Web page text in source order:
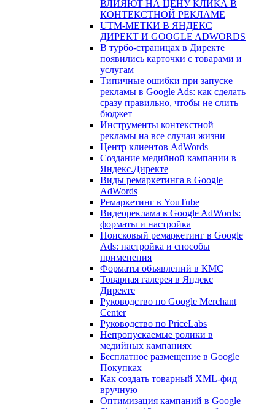
ВЛИЯЮТ НА ЦЕНУ КЛИКА В
КОНТЕКСТНОЙ РЕКЛАМЕ
UTM-МЕТКИ В ЯНДЕКС
ДИРЕКТ И GOOGLE ADWORDS
В турбо-страницах в Директе
появились карточки с товарами и
услугам
Типичные ошибки при запуске
рекламы в Google Ads: как сделать
сразу правильно, чтобы не слить
бюджет
Инструменты контекстной
рекламы на все случаи жизни
Центр клиентов AdWords
Создание медийной кампании в
Яндекс.Директе
Виды ремаркетинга в Google
AdWords
Ремаркетинг в YouTube
Видеореклама в Google AdWords:
форматы и настройка
Поисковый ремаркетинг в Google
Ads: настройка и способы
применения
Форматы объявлений в КМС
Товарная галерея в Яндекс
Директе
Руководство по Google Merchant
Center
Руководство по PriceLabs
Непропускаемые ролики в
медийных кампаниях
Бесплатное размещение в Google
Покупках
Как создать товарный XML-фид
вручную
Оптимизация кампаний в Google